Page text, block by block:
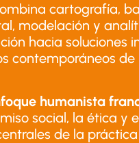
cartografía,
modelación y
hacia soluciones
contemporáneos
humanista
social, la ética y
de la